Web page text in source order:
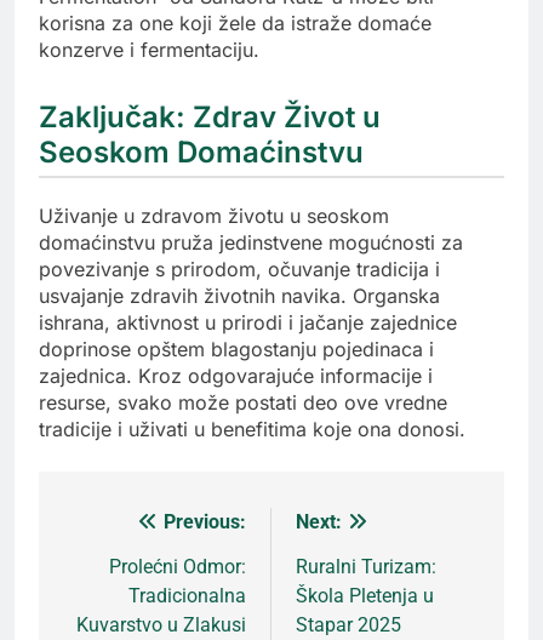
korisna za one koji žele da istraže domaće
konzerve i fermentaciju.
Zaključak: Zdrav Život u
Seoskom Domaćinstvu
Uživanje u zdravom životu u seoskom
domaćinstvu pruža jedinstvene mogućnosti za
povezivanje s prirodom, očuvanje tradicija i
usvajanje zdravih životnih navika. Organska
ishrana, aktivnost u prirodi i jačanje zajednice
doprinose opštem blagostanju pojedinaca i
zajednica. Kroz odgovarajuće informacije i
resurse, svako može postati deo ove vredne
tradicije i uživati u benefitima koje ona donosi.
Кретање
чланка
Previous:
Prolećni Odmor:
Tradicionalna
Kuvarstvo u Zlakusi
Next:
Ruralni Turizam:
Škola Pletenja u
Stapar 2025